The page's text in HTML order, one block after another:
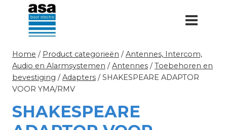
Doorgaan
inhoud
Home / Product categorieën / Antennes, Intercom,
Audio en Alarmsystemen / Antennes / Toebehoren en
bevestiging / Adapters / SHAKESPEARE ADAPTOR
VOOR YMA/RMV
SHAKESPEARE